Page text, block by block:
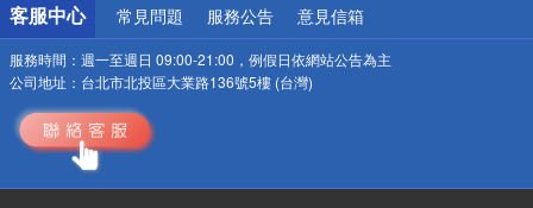
客服中心 常見問題 服務公告 意見信箱
服務時間： 週一至週日 09:00-21:00，例假日依網站公告為主
公司地址： 台北市北投區大業路136號5樓 (台灣)